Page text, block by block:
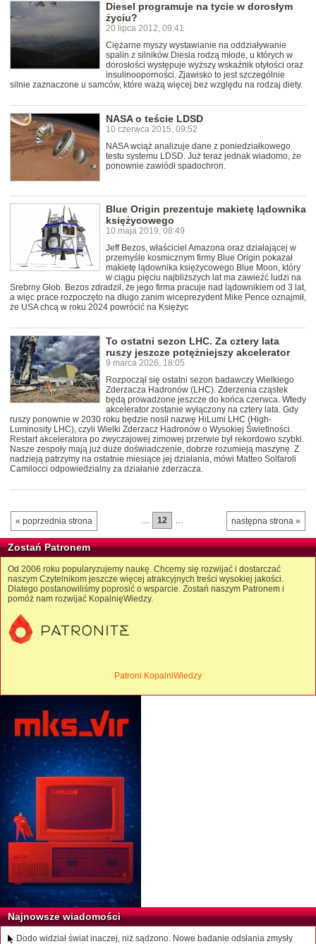
Diesel programuje na tycie w dorosłym
życiu?
20 lipca 2012, 09:41
Ciężarne myszy wystawianie na oddziaływanie
spalin z silników Diesla rodzą młode, u których w
dorosłości występuje wyższy wskaźnik otyłości oraz
insulinooporności. Zjawisko to jest szczególnie
silnie zaznaczone u samców, które ważą więcej bez względu na rodzaj diety.
NASA o teście LDSD
10 czerwca 2015, 09:52
NASA wciąż analizuje dane z poniedziałkowego
testu systemu LDSD. Już teraz jednak wiadomo, że
ponownie zawiódł spadochron.
Blue Origin prezentuje makietę lądownika
księżycowego
10 maja 2019, 08:49
Jeff Bezos, właściciel Amazona oraz działającej w
przemyśle kosmicznym firmy Blue Origin pokazał
makietę lądownika księżycowego Blue Moon, który
w ciągu pięciu najbliższych lat ma zawieźć ludzi na
Srebrny Glob. Bezos zdradził, że jego firma pracuje nad lądownikiem od 3 lat,
a więc prace rozpoczęto na długo zanim wiceprezydent Mike Pence oznajmił,
że USA chcą w roku 2024 powrócić na Księżyc
To ostatni sezon LHC. Za cztery lata
ruszy jeszcze potężniejszy akcelerator
9 marca 2026, 18:05
Rozpoczął się ostatni sezon badawczy Wielkiego
Zderzacza Hadronów (LHC). Zderzenia cząstek
będą prowadzone jeszcze do końca czerwca. Wtedy
akcelerator zostanie wyłączony na cztery lata. Gdy
ruszy ponownie w 2030 roku będzie nosił nazwę HiLumi LHC (High-
Luminosity LHC), czyli Wielki Zderzacz Hadronów o Wysokiej Świetlności.
Restart akceleratora po zwyczajowej zimowej przerwie był rekordowo szybki.
Nasze zespoły mają już duże doświadczenie, dobrze rozumieją maszynę. Z
nadzieją patrzymy na ostatnie miesiące jej działania, mówi Matteo Solfaroli
Camilocci odpowiedzialny za działanie zderzacza.
« poprzednia strona następna strona »
… 12 …
Zostań Patronem
Od 2006 roku popularyzujemy naukę. Chcemy się rozwijać i dostarczać
naszym Czytelnikom jeszcze więcej atrakcyjnych treści wysokiej jakości.
Dlatego postanowiliśmy poprosić o wsparcie. Zostań naszym Patronem i
pomóż nam rozwijać KopalnięWiedzy.
Patroni KopalniWiedzy
Najnowsze wiadomości
Dodo widział świat inaczej, niż sądzono. Nowe badanie odsłania zmysły